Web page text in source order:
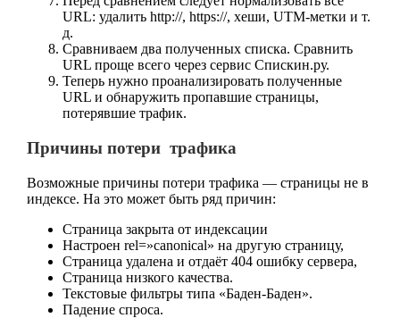
URL: удалить http://, https://, хеши, UTM-метки и т.
д.
Сравниваем два полученных списка. Сравнить
URL проще всего через сервис Спискин.ру.
Теперь нужно проанализировать полученные
URL и обнаружить пропавшие страницы,
потерявшие трафик.
Причины потери трафика
Возможные причины потери трафика — страницы не в
индексе. На это может быть ряд причин:
Страница закрыта от индексации
Настроен rel=»canonical» на другую страницу,
Страница удалена и отдаёт 404 ошибку сервера,
Страница низкого качества.
Текстовые фильтры типа «Баден-Баден».
Падение спроса.